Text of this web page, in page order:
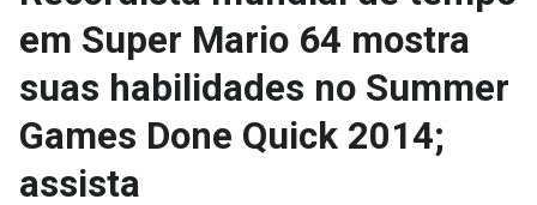
em Super Mario 64 mostra
suas habilidades no Summer
Games Done Quick 2014;
assista